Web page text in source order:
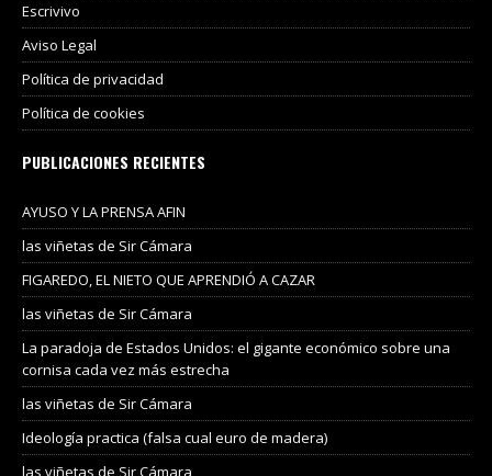
Escrivivo
Aviso Legal
Política de privacidad
Política de cookies
PUBLICACIONES RECIENTES
AYUSO Y LA PRENSA AFIN
las viñetas de Sir Cámara
FIGAREDO, EL NIETO QUE APRENDIÓ A CAZAR
las viñetas de Sir Cámara
La paradoja de Estados Unidos: el gigante económico sobre una
cornisa cada vez más estrecha
las viñetas de Sir Cámara
Ideología practica (falsa cual euro de madera)
las viñetas de Sir Cámara